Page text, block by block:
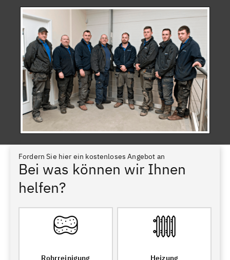
Fordern Sie hier ein kostenloses Angebot an
Bei was können wir Ihnen
helfen?